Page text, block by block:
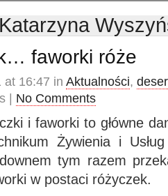
faworki róże
at 16:47 in Aktualności,
| No Comments
i faworki to główne
Żywienia i
tym razem
w postaci różyczek.